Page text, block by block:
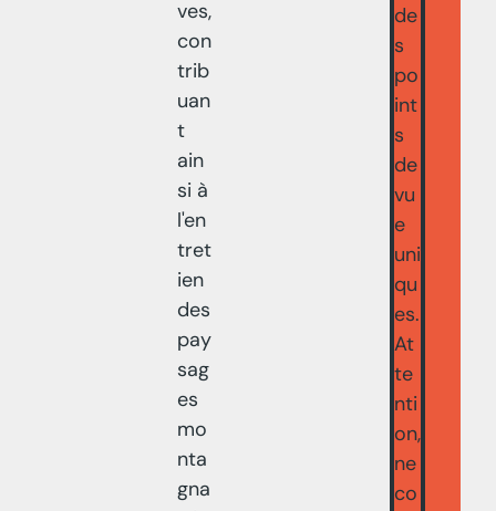
ves,
con
trib
uan
t
ain
si à
l'en
tret
ien
des
pay
sag
es
mo
nta
gna
de
s
po
int
s
de
vu
e
uni
qu
es.
At
te
nti
on,
ne
co